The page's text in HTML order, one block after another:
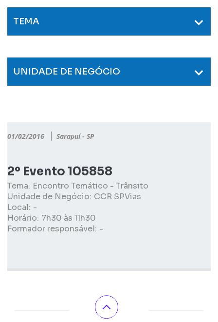
TEMA
UNIDADE DE NEGÓCIO
01/02/2016 Sarapuí - SP
2º Evento 105858
Tema: Encontro Temático - Trânsito
Unidade de Negócio: CCR SPVias
Local: -
Horário: 7h30 às 11h30
Formador responsável: -